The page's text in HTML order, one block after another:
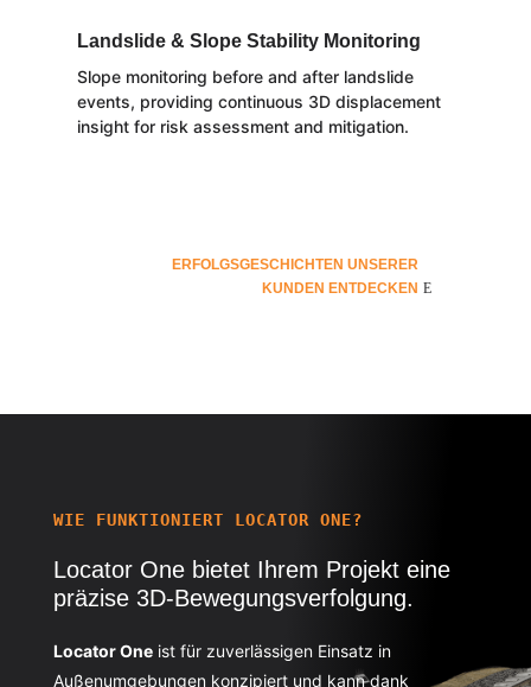
Landslide & Slope Stability Monitoring
Slope monitoring before and after landslide
events, providing continuous 3D displacement
insight for risk assessment and mitigation.
ERFOLGSGESCHICHTEN UNSERER
KUNDEN ENTDECKEN
WIE FUNKTIONIERT LOCATOR ONE?
Locator One bietet Ihrem Projekt eine
präzise 3D-Bewegungsverfolgung.
Locator Oneist für zuverlässigen Einsatz in
Außenumgebungen konzipiert und kann dank